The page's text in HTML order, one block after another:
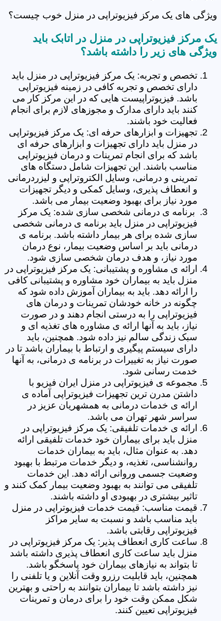
ویژگی های یک مرکز فیزیوتراپی در منزل خوب چیست؟
یک مرکز فیزیوتراپی در منزل در اتابک باید
ویژگی های زیر را داشته باشد؟
تخصص و تجربه: یک مرکز فیزیوتراپی در منزل باید
دارای تخصص و تجربه کافی در زمینه فیزیوتراپی
باشد. فیزیوتراپیست هایی که در این مرکز کار می
کنند باید دارای مدارک و مجوزهای لازم برای انجام
فعالیت خود باشند.
تجهیزات و ابزارهای حرفه ای: یک مرکز فیزیوتراپی
در منزل باید دارای تجهیزات و ابزارهای حرفه ای
باشد که برای انجام تمرینات و درمان فیزیوتراپی
مناسب باشند. این تجهیزات شامل دستگاه های
تمرینی و درمانی، وسایل الکتروتراپی و لیزردرمانی
و انعطاف پذیری، وسایل کمکی و دیگر تجهیزات
مورد نیاز برای بهبود وضعیت بیمار می باشد.
برنامه ی درمانی شخصی سازی شده: یک مرکز
فیزیوتراپی در منزل باید برنامه ی درمانی شخصی
سازی شده برای هر بیمار داشته باشد. برنامه ی
درمانی باید بر اساس وضعیت بیمار، نوع درمان
مورد نیاز، و هدف درمان شخصی سازی شود.
ارائه ی مشاوره و پشتیبانی: یک مرکز فیزیوتراپی در
منزل باید به بیماران خود مشاوره و پشتیبانی کافی
را ارائه دهد. باید به بیماران آموزش داده شود که
چگونه در خانه خودشان تمرینات و درمان های
فیزیوتراپی را به درستی انجام دهند و در صورت
نیاز، باید به آنها ارائه ی مشاوره های تغذیه ای و
سبک زندگی سالم نیز داده شود. همچنین، باید
دارای سیستم پیگیری و ارتباط با بیماران باشد تا در
صورت نیاز به تغییرات در برنامه ی درمانی، به آنها
خدمت رسانی شود.
مجموعه ی فیزیوتراپی در منزل ایران فیزیو با
داشتن مدرن ترین تجهیزات فیزیوتراپی آماده ی
ارائه ی خدمات درمانی به همشهریان عزیز در
سراسر شهر تهران می باشد.
ارائه ی خدمات تلفیقی: یک مرکز فیزیوتراپی در
منزل باید برای بیماران خود خدمات تلفیقی ارائه
دهد. به عنوان مثال، باید به بیماران خدمات
روانشناسی، تغذیه، و دیگر خدمات مرتبط با بهبود
وضعیت جسمی وروانی ارائه دهد. این خدمات
تلفیقی می توانند به بهبود وضعیت بیمار کمک کنند و
تاثیر بیشتری در بهبودی او داشته باشند.
قیمت مناسب: قیمت خدمات فیزیوتراپی در منزل
باید مناسب باشد و نسبت به سایر مراکز
فیزیوتراپی رقابتی باشد.
ساعت کاری انعطاف پذیر: یک مرکز فیزیوتراپی در
منزل باید ساعت کاری انعطاف پذیری داشته باشد
تا بتواند به نیازهای بیماران خود پاسخگو باشد.
همچنین، باید قابلیت رزرو وقت آنلاین و یا تلفنی را
نیز داشته باشد تا بیماران بتوانند به راحتی و بهترین
شکل ممکن وقت خود را برای درمان و تمرینات
فیزیوتراپی تعیین کنند.